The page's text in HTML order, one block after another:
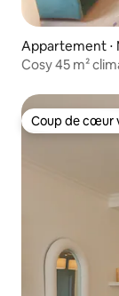
Appartement ⋅
Cosy 45 m²
Coup de cœur
Coup de cœur